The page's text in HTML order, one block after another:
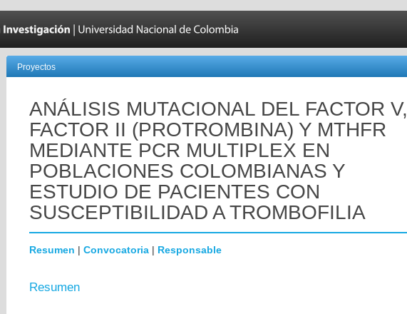
Proyectos
ANÁLISIS MUTACIONAL DEL FACTOR V,
FACTOR II (PROTROMBINA) Y MTHFR
MEDIANTE PCR MULTIPLEX EN
POBLACIONES COLOMBIANAS Y
ESTUDIO DE PACIENTES CON
SUSCEPTIBILIDAD A TROMBOFILIA
Resumen | Convocatoria | Responsable
Resumen